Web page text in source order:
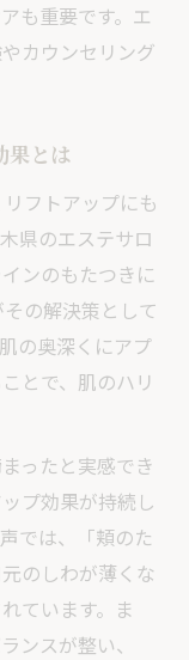
も重要です。エ
カウンセリング
果とは
フトアップにも
県のエステサロ
ンのもたつきに
の解決策として
の奥深くにアプ
とで、肌のハリ
ったと実感でき
プ効果が持続し
では、「頬のた
のしわが薄くな
ています。ま
ンスが整い、